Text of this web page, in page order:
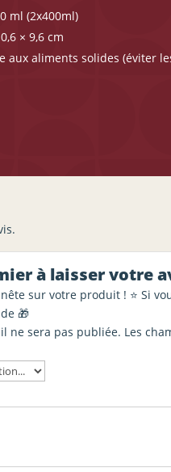
ml (2x400ml)
× 9,6 cm
aux aliments solides (éviter
à laisser votre
sur votre produit ! ⭐ Si
🎁
ne sera pas publiée. Les